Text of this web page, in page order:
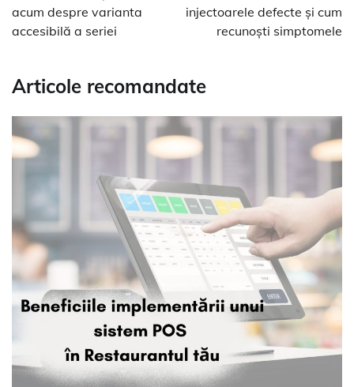
articole
acum despre varianta
accesibilă a seriei
injectoarele defecte și cum
recunoști simptomele
Articole recomandate